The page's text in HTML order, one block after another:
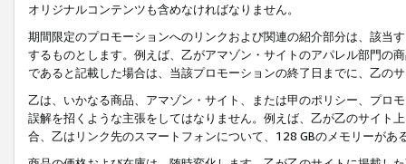
オリジナルコンテンツも含めなければなりません。
期間限定のプロモーションへのリンクおよび関連の紹介部分は、該当
するものとします。例えば、乙がアマゾン・サイトのアパレル部門の
であると記載した場合は、当該プロモーションの終了日までに、乙の
乙は、いかなる商品、アマゾン・サイト、または甲のポリシー、プロ
誤解を招くような主張をしてはなりません。例えば、乙が乙のサイト
合、乙はリンク先のスマートフォンについて、128 GBのメモリーがあ